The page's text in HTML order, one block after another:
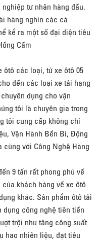
tư nhân hàng đầu.
hàng nghìn các cá
kể ra một số đại diện tiêu
Cầm
ôtô các loại, từ xe ôtô 05
đến các loại xe tải hạng
dụng cho vận
tôi là chuyên gia trong
tôi cung cấp không chỉ
Vận Hành Bền Bỉ, Động
cùng với Công Nghệ Hàng
9 tấn rất phong phú về
khách hàng về xe ôtô
khác. Sản phẩm ôtô tải
dụng công nghệ tiên tiến
trội như tăng công suất
hao nhiên liệu, đạt tiêu